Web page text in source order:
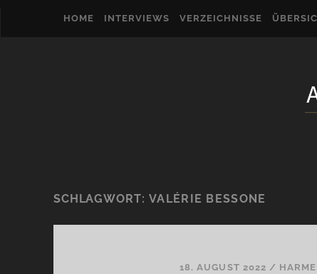
HOME INTERVIEWS VERZEICHNISSE
SCHLAGWORT:VALÉRIE BESSONE
18. AUGUST 2022 /